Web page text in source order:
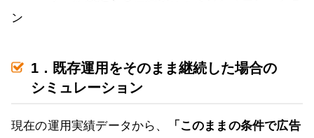
ン
1．既存運用をそのまま継続した場合の
シミュレーション
現在の運用実績データから、
「このままの条件で広告